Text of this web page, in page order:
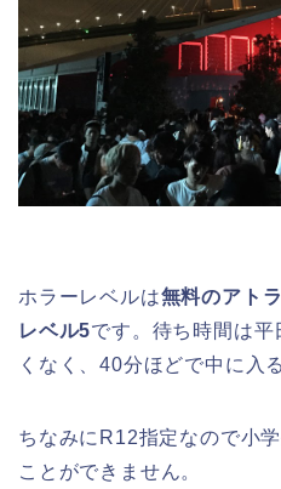
ホラーレベルは無料のアト
レベル5です。待ち時間は
くなく、40分ほどで中に入
ちなみにR12指定なので小
ことができません。